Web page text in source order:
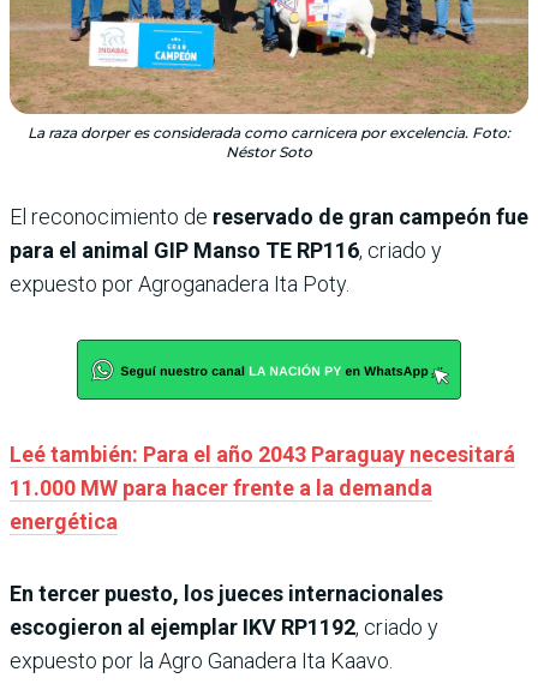
La raza dorper es considerada como carnicera por excelencia. Foto:
Néstor Soto
El reconocimiento de reservado de gran campeón fue
para el animal GIP Manso TE RP116, criado y
expuesto por Agroganadera Ita Poty.
Leé también: Para el año 2043 Paraguay necesitará
11.000 MW para hacer frente a la demanda
energética
En tercer puesto, los jueces internacionales
escogieron al ejemplar IKV RP1192, criado y
expuesto por la Agro Ganadera Ita Kaavo.